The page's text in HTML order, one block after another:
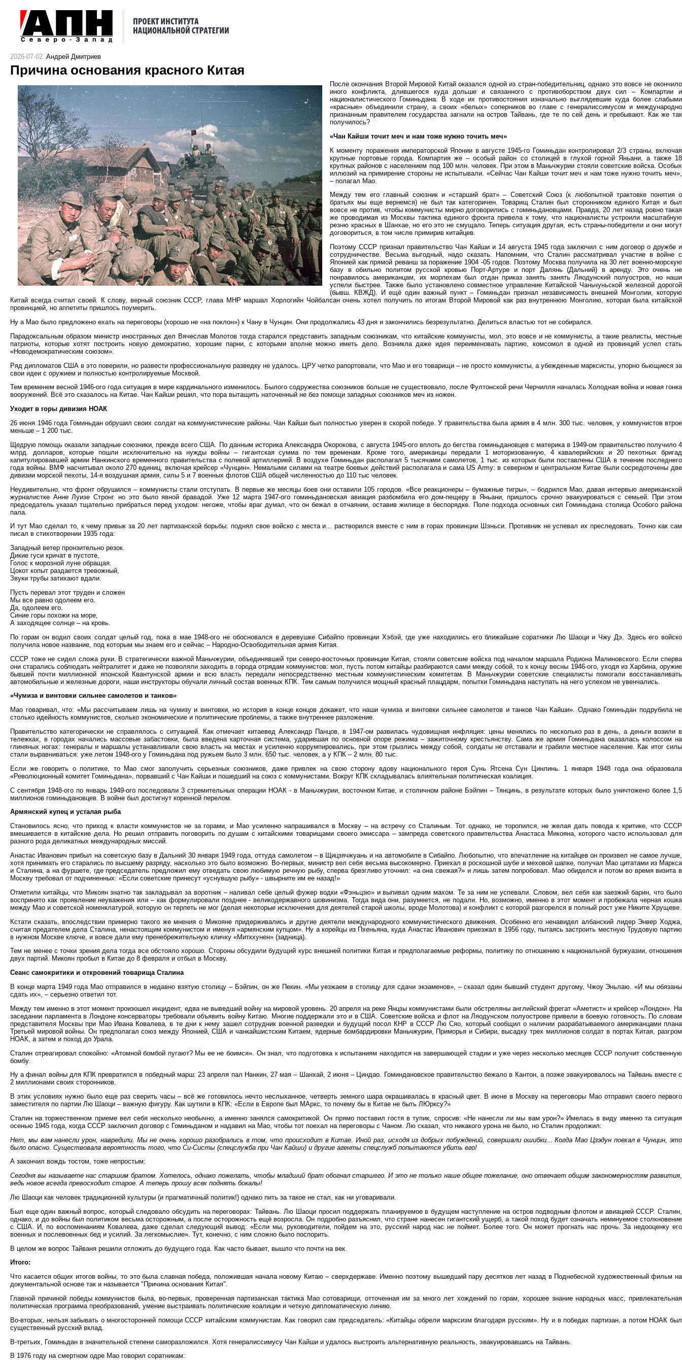
2026-07-02 Андрей Дмитриев
Причина основания красного Китая
После окончания Второй Мировой Китай оказался одной из стран-победительниц, однако это вовсе не окончило
иного конфликта, длившегося куда дольше и связанного с противоборством двух сил – Компартии и
националистического Гоминьдана. В ходе их противостояния изначально выглядевшие куда более слабыми
«красные» объединили страну, а своих «белых» соперников во главе с генералиссимусом и международно
признанным правителем государства загнали на остров Тайвань, где те по сей день и пребывают. Как же так
получилось?
«Чан Кайши точит меч и нам тоже нужно точить меч»
К моменту поражения императорской Японии в августе 1945-го Гоминьдан контролировал 2/3 страны, включая
крупные портовые города. Компартия же – особый район со столицей в глухой горной Яньани, а также 18
крупных районов с населением под 100 млн. человек. При этом в Маньчжурии стояли советские войска. Особых
иллюзий на примирение стороны не испытывали. «Сейчас Чан Кайши точит меч и нам тоже нужно точить меч»,
– полагал Мао.
Между тем его главный союзник и «старший брат» – Советский Союз (к любопытной трактовке понятия о
братьях мы еще вернемся) не был так категоричен. Товарищ Сталин был сторонником единого Китая и был
вовсе не против, чтобы коммунисты мирно договорились с гоминьдановцами. Правда, 20 лет назад ровно такая
же проводимая из Москвы тактика единого фронта привела к тому, что националисты устроили масштабную
резню красных в Шанхае, но его это не смущало. Теперь ситуация другая, есть страны-победители и они могут
договориться, в том числе примирив китайцев.
Поэтому СССР признал правительство Чан Кайши и 14 августа 1945 года заключил с ним договор о дружбе и
сотрудничестве. Весьма выгодный, надо сказать. Напомним, что Сталин рассматривал участие в войне с
Японией как прямой реванш за поражение 1904 -05 годов. Поэтому Москва получила на 30 лет военно-морскую
базу в обильно политом русской кровью Порт-Артуре и порт Далянь (Дальний) в аренду. Это очень не
понравилось американцам, их морпехам был отдан приказ занять занять Ляодунский полуостров, но наши
успели быстрее. Также было установлено совместное управление Китайской Чаньчуньской железной дорогой
(бывш. КВЖД). И ещё один важный пункт – Гоминьдан признал независимость внешней Монголии, которую
Китай всегда считал своей. К слову, верный союзник СССР, глава МНР маршал Хорлогийн Чойбалсан очень хотел получить по итогам Второй Мировой как раз внутреннюю Монголию, которая была китайской
провинцией, но аппетиты пришлось поумерить.
Ну а Мао было предложено ехать на переговоры (хорошо не «на поклон») к Чану в Чунцин. Они продолжались 43 дня и закончились безрезультатно. Делиться властью тот не собирался.
Парадоксальным образом министр иностранных дел Вячеслав Молотов тогда старался представить западным союзникам, что китайские коммунисты, мол, это вовсе и не коммунисты, а такие реалисты, местные
патриоты, которые хотят построить новую демократию, хорошие парни, с которыми вполне можно иметь дело. Возникла даже идея переименовать партию, комсомол в одной из провинций успел стать
«Новодемократическим союзом».
Ряд дипломатов США в это поверили, но развести профессиональную разведку не удалось. ЦРУ четко рапортовали, что Мао и его товарищи – не просто коммунисты, а убежденные марксисты, упорно бьющиеся за
свои идеи с оружием и полностью контролируемые Москвой.
Тем временем весной 1946-ого года ситуация в мире кардинального изменилось. Былого содружества союзников больше не существовало, после Фултонской речи Черчилля началась Холодная война и новая гонка
вооружений. Всё это сказалось на Китае. Чан Кайши решил, что пора вытащить наточенный не без помощи западных союзников меч из ножен.
Уходит в горы дивизия НОАК
26 июня 1946 года Гоминьдан обрушил своих солдат на коммунистические районы. Чан Кайши был полностью уверен в скорой победе. У правительства была армия в 4 млн. 300 тыс. человек, у коммунистов втрое
меньше – 1 200 тыс.
Щедрую помощь оказали западные союзники, прежде всего США. По данным историка Александра Окорокова, с августа 1945-ого вплоть до бегства гоминьдановцев с материка в 1949-ом правительство получило 4
млрд. долларов, которые пошли исключительно на нужды войны – гигантская сумма по тем временам. Кроме того, американцы передали 1 моторизованную, 4 кавалерийских и 20 пехотных бригад
капитулировавшей армии Нанкинского временного правительства с полевой артиллерией. В воздухе Гоминьдан располагал 5 тысячами самолетов, 1 тыс. из которых были поставлены США в течение последнего
года войны. ВМФ насчитывал около 270 единиц, включая крейсер «Чунцин». Немалыми силами на театре боевых действий располагала и сама US Army: в северном и центральном Китае были сосредоточены две
дивизии морской пехоты, 14-я воздушная армия, силы 5 и 7 военных флотов США общей численностью до 110 тыс человек.
Неудивительно, что фронт обрушился – коммунисты стали отступать. В первые же месяцы боев они оставили 105 городов. «Все реакционеры – бумажные тигры», – бодрился Мао, давая интервью американской
журналистке Анне Луизе Стронг. но это было явной бравадой. Уже 12 марта 1947-ого гоминьдановская авиация разбомбила его дом-пещеру в Яньани, пришлось срочно эвакуироваться с семьей. При этом
председатель указал тщательно прибраться перед уходом: негоже, чтобы враг думал, что он бежал в отчаянии, оставив жилище в беспорядке. Поле подхода основных сил Гоминьдана столица Особого района
пала.
И тут Мао сделал то, к чему привык за 20 лет партизанской борьбы: поднял свое войско с места и... растворился вместе с ним в горах провинции Шэньси. Противник не успевал их преследовать. Точно как сам
писал в стихотворении 1935 года:
Западный ветер пронзительно резок.
Дикие гуси кричат в пустоте,
Голос к морозной луне обращая.
Цокот копыт раздается тревожный,
Звуки трубы затихают вдали.
Пусть перевал этот труден и сложен
Мы все равно одолеем его.
Да, одолеем его.
Синие горы похожи на море,
А заходящее солнце – на кровь.
По горам он водил своих солдат целый год, пока в мае 1948-ого не обосновался в деревушке Сибайпо провинции Хэбэй, где уже находились его ближайшие соратники Лю Шаоци и Чжу Дэ. Здесь его войско
получила новое название, под которым мы знаем его и сейчас – Народно-Освободительная армия Китая.
СССР тоже не сидел сложа руки. В стратегически важной Маньчжурии, объединявшей три северо-восточных провинции Китая, стояли советские войска под началом маршала Родиона Малиновского. Если сперва
они старались соблюдать нейтралитет и даже не позволяли заходить в города отрядам коммунистов: мол, пусть потом китайцы разбираются сами между собой, то к концу весны 1946-ого, уходя из Харбина, оружие
бывшей почти миллионной японской Квантунской армии и всю власть передали непосредственно местным коммунистическим комитетам. В Маньчжурии советские специалисты помогали восстанавливать
автомобильные и железные дороги, наши инструкторы обучали личный состав военных КПК. Тем самым получился мощный красный плацдарм, попытки Гоминьдана наступать на него успехом не увенчались.
«Чумиза и винтовки сильнее самолетов и танков»
Мао говаривал, что: «Мы рассчитываем лишь на чумизу и винтовки, но история в конце концов докажет, что наши чумиза и винтовки сильнее самолетов и танков Чан Кайши». Однако Гоминьдан подрубила не
столько идейность коммунистов, сколько экономические и политические проблемы, а также внутреннее разложение.
Правительство категорически не справлялось с ситуацией. Как отмечает китаевед Александр Панцов, в 1947-ом развилась чудовищная инфляция: цены менялись по несколько раз в день, а деньги возили в
тележках, в городах начались массовые забастовки, была введена карточная система, ударившая по основной опоре режима – зажиточному крестьянству. Сама же армия Гоминьдана оказалась колоссом на
глиняных ногах: генералы и маршалы устанавливали свою власть на местах и усиленно коррумпировались, при этом грызлись между собой, солдаты не отставали и грабили местное население. Как итог силы
стали выравниваться: уже летом 1948-ого у Гоминьдана под ружьем было 3 млн. 650 тыс. человек, а у КПК – 2 млн. 80 тыс.
Если же говорить о политике, то Мао смог заполучить серьезных союзников, даже привлек на свою сторону вдову национального героя Сунь Ятсена Сун Цинлинь. 1 января 1948 года она образовала
«Революционный комитет Гоминьдана», порвавший с Чан Кайши и пошедший на союз с коммунистами. Вокруг КПК складывалась влиятельная политическая коалиция.
С сентября 1948-ого по январь 1949-ого последовали 3 стремительных операции НОАК - в Маньчжурии, восточном Китае, и столичном районе Бэйпин – Тянцинь, в результате которых было уничтожено более 1,5
миллионов гоминьдановцев. В войне был достигнут коренной перелом.
Армянский купец и усталая рыба
Становилось ясно, что приход к власти коммунистов не за горами, и Мао усиленно напрашивался в Москву – на встречу со Сталиным. Тот однако, не торопился, не желая дать повода к критике, что СССР
вмешивается в китайские дела. Но решил отправить поговорить по душам с китайскими товарищами своего эмиссара – зампреда советского правительства Анастаса Микояна, которого часто использовал для
разного рода деликатных международных миссий.
Анастас Иванович прибыл на советскую базу в Дальний 30 января 1949 года, оттуда самолетом – в Щицзячжуань и на автомобиле в Сибайпо. Любопытно, что впечатление на китайцев он произвел не самое лучше,
хотя принимать его старались по высшему разряду, насколько это было возможно. Во-первых, министр вел себя весьма высокомерно. Приехал в роскошной шубе и меховой шапке, получал Мао цитатами из Маркса
и Сталина, а на фуршете, где председатель предложил ему отведать свою любимую речную рыбу, сперва брезгливо уточнил: «а она свежая?» и лишь затем попробовал. Мао обиделся и потом во время визита в
Москву требовал от подчиненных: «Если советские принесут «уснувшую рыбу» - швырните им ее назад!»
Отметили китайцы, что Микоян знатно так закладывал за воротник – наливал себе целый фужер водки «Фэньцзю» и выпивал одним махом. Те за ним не успевали. Словом, вел себя как заезжий барин, что было
воспринято как проявление неуважения или – как формулировали позднее - великодержавного шовинизма. Тогда вида они, разумеется, не подали. Но, возможно, именно в этот момент и пробежала черная кошка
между Мао и советской номенклатурой, которую он терпеть не мог (делая некоторые исключения для деятелей старой школы, вроде Молотова) и конфликт с которой разгорелся в полный рост уже Никите Хрущеве.
Кстати сказать, впоследствии примерно такого же мнения о Микояне придерживались и другие деятели международного коммунистического движения. Особенно его ненавидел албанский лидер Энвер Ходжа,
считая предателем дела Сталина, ненастоящим коммунистом и именуя «армянским купцом». Ну а корейцы из Пхеньяна, куда Анастас Иванович приезжал в 1956 году, пытаясь застроить местную Трудовую партию
в нужном Москве ключе, и вовсе дали ему пренебрежительную кличку «Миткхунен» (задница).
Тем не менее с точки зрения дела тогда все обстояло хорошо. Стороны обсудили будущий курс внешней политики Китая и предполагаемые реформы, политику по отношению к национальной буржуазии, отношения
двух партий. Микоян пробыл в Китае до 8 февраля и отбыл в Москву.
Сеанс самокритики и откровений товарища Сталина
В конце марта 1949 года Мао отправился в недавно взятую столицу – Бэйпин, он же Пекин. «Мы уезжаем в столицу для сдачи экзаменов», – сказал один бывший студент другому, Чжоу Эньлаю. «И мы обязаны
сдать их», – серьезно ответил тот.
Между тем именно в этот момент произошел инцидент, едва не выведший войну на мировой уровень. 20 апреля на реке Янцзы коммунистами были обстреляны английский фрегат «Аметист» и крейсер «Лондон». На
заседании парламента в Лондоне консерваторы требовали объявить войну Китаю. Многие поддержали это и в США. Советские войска и флот на Ляодунском полуострове привели в боевую готовность. По словам
представителя Москвы при Мао Ивана Ковалева, в те дни к нему зашел сотрудник военной разведки и будущий посол КНР в СССР Лю Сяо, который сообщил о наличии разрабатываемого американцами плана
Третьей мировой войны. Он предполагал союз между Японией, США и чанкайшистским Китаем, ядерные бомбардировки Маньчжурии, Приморья и Сибири, высадку трех миллионов солдат в портах Китая, разгром
НОАК, а затем и поход до Урала.
Сталин отреагировал спокойно: «Атомной бомбой пугают? Мы ее не боимся». Он знал, что подготовка к испытаниям находится на завершающей стадии и уже через несколько месяцев СССР получит собственную
бомбу.
Ну а финал войны для КПК превратился в победный марш: 23 апреля пал Нанкин, 27 мая – Шанхай, 2 июня – Циндао. Гоминдановское правительство бежало в Кантон, а позже эвакуировалось на Тайвань вместе с
2 миллионами своих сторонников.
В этих условиях нужно было еще раз сверить часы – всё же готовилось нечто неслыханное, четверть земного шара окрашивалась в красный цвет. В июне в Москву на переговоры Мао отправил своего первого
заместителя по партии Лю Шаоци – важную фигуру. Как шутили в КПК: «Если в Европе был МАркс, то почему бы в Китае не быть ЛЮрксу?»
Сталин на торжественном приеме вел себя несколько необычно, а именно занялся самокритикой. Он прямо поставил гостя в тупик, спросив: «Не нанесли ли мы вам урон?» Имелась в виду именно та ситуация
осенью 1945 года, когда СССР заключил договор с Гоминьданом и надавил на Мао, чтобы тот поехал на переговоры с Чаном. Лю сказал, что никакого урона не было, но Сталин продолжил:
Нет, мы вам нанесли урон, навредили. Мы не очень хорошо разобрались в том, что происходит в Китае. Иной раз, исходя из добрых побуждений, совершали ошибки... Когда Мао Цзэдун поехал в Чунцин, это
было опасно. Существовала вероятность того, что Си-Систы (спецслужба при Чан Кайши) и другие агенты спецслужб попытаются убить его!
А закончил вождь тостом, тоже непростым:
Сегодня вы называете нас старшим братом. Хотелось, однако пожелать, чтобы младший брат обогнал старшего. И это не только наше общее пожелание, оно отвечает общим закономерностям развития,
ведь новое всегда превосходит старое. А теперь прошу всех поднять бокалы!
Лю Шаоци как человек традиционной культуры (и прагматичный политик!) однако пить за такое не стал, как ни уговаривали.
Был еще один важный вопрос, который следовало обсудить на переговорах: Тайвань. Лю Шаоци просил поддержать планируемое в будущем наступление на остров подводным флотом и авиацией СССР. Сталин,
однако, и до войны был политиком весьма осторожным, а после осторожность ещё возросла. Он подробно разъяснил, что стране нанесен гигантский ущерб, а такой поход будет означать неминуемое столкновение
с США. И, по воспоминаниям Ковалева, даже сделал следующий вывод: «Если мы, руководители, пойдем на это, русский народ нас не поймет. Более того. Он может прогнать нас прочь. За недооценку его
военных и послевоенных бед и усилий. За легкомыслие». Тут, конечно, с ним сложно было поспорить.
В целом же вопрос Тайваня решили отложить до будущего года. Как часто бывает, вышло что почти на век.
Итого:
Что касается общих итогов войны, то это была славная победа, положившая начала новому Китаю – сверхдержаве. Именно поэтому вышедший пару десятков лет назад в Поднебесной художественный фильм на
документальной основе так и называется "Причина основания Китая".
Главной причиной победы коммунистов была, во-первых, проверенная партизанская тактика Мао сотоварищи, отточенная им за много лет хождений по горам, хорошее знание народных масс, привлекательная
политическая программа преобразований, умение выстраивать политические коалиции и четкую дипломатическую линию.
Во-вторых, нельзя забывать о многосторонней помощи СССР китайским коммунистам. Как говорил сам председатель: «Китайцы обрели марксизм благодаря русским». Ну и в победах партизан, а потом НОАК был
существенный русский вклад.
В-третьих, Гоминьдан в значительной степени саморазложился. Хотя генералиссимусу Чан Кайши и удалось выстроить альтернативную реальность, эвакуировавшись на Тайвань.
В 1976 году на смертном одре Мао говорил соратникам: